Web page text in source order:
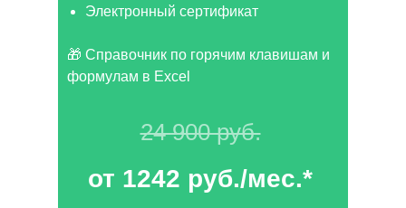
Электронный сертификат
🎁 Справочник по горячим клавишам и
формулам в Excel
24 900 руб.
от 1242 руб./мес.*